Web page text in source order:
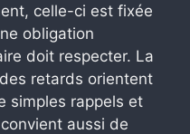
celle-ci est fixée
obligation
doit respecter. La
retards orientent
simples rappels et
aussi de